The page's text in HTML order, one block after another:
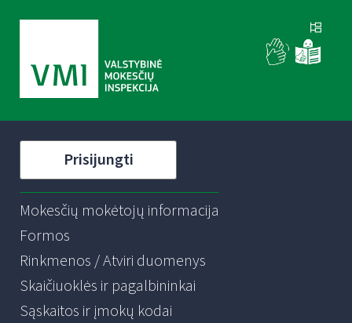
Prisijungti
Mokesčių mokėtojų informacija
Formos
Rinkmenos / Atviri duomenys
Skaičiuoklės ir pagalbininkai
Sąskaitos ir įmokų kodai